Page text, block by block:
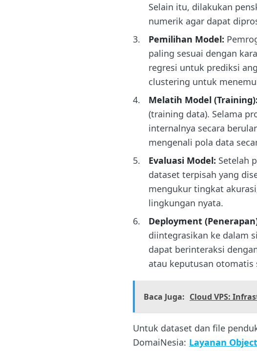
Selain itu, dilakukan
numerik agar dapat
Pemilihan Model:
paling sesuai dengan
regresi untuk prediksi
clustering untuk
Melatih Model (Training):
(training data). Selama
internalnya secara
mengenali pola data
Evaluasi Model: Setelah
dataset terpisah yang
mengukur tingkat
lingkungan nyata.
Deployment
diintegrasikan ke dalam
dapat berinteraksi
atau keputusan otomatis
Baca Juga: Cloud VPS:
Untuk dataset dan file
DomaiNesia: Layanan